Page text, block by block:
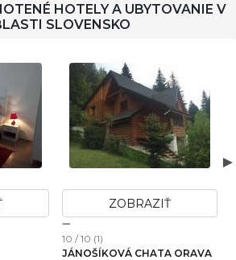
HOTELY A UBYTOVANIE V
SLOVENSKO
ZOBRAZIŤ
10 / 10 (1)
JÁNOŠÍKOVÁ CHATA ORAVA